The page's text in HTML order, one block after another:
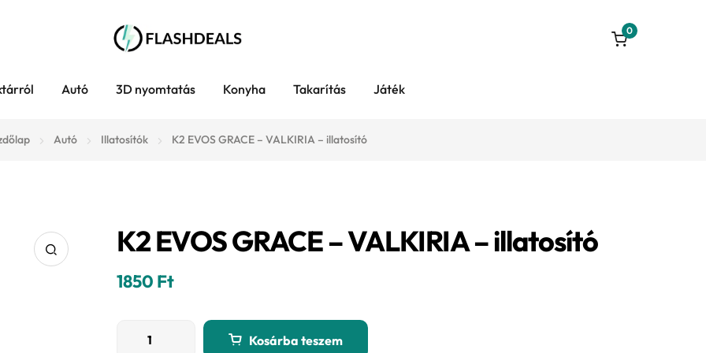
0
Autó 3D nyomtatás Konyha Takarítás Játék
Autó Illatosítók K2 EVOS GRACE – VALKIRIA – illatosító
K2 EVOS GRACE – VALKIRIA – illatosító
1850 Ft
Kosárba teszem